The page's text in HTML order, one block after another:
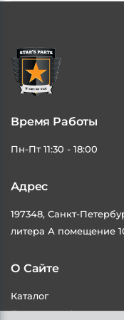
Мы используем
Время Работы
Пн-Пт 11:30 - 18:00
Адрес
197348, Санкт-
литера А помещение
О Сайте
Каталог
Доставка и Оплата